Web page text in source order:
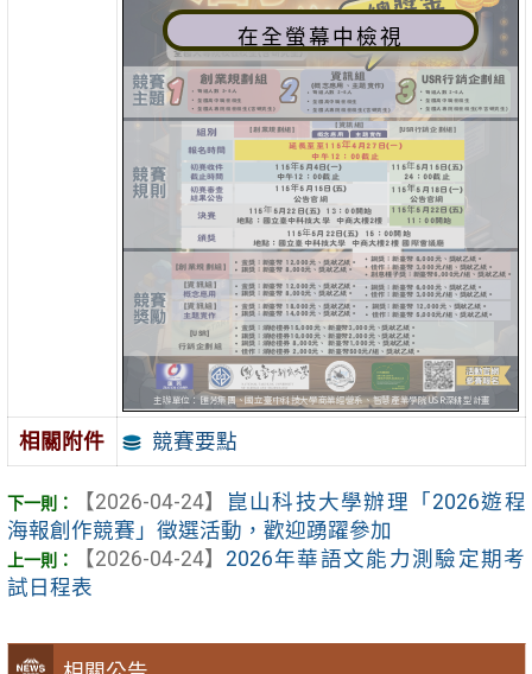
在全螢幕中檢視
相關附件 競賽要點
【2026-04-24】
崑山科技大學辦理「2026遊程
海報創作競賽」徵選活動，歡迎踴躍參加
【2026-04-24】 2026年華語文能力測驗定期考
試日程表